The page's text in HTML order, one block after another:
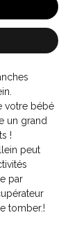
votre bébé
un grand
!
peut
par
tomber.!